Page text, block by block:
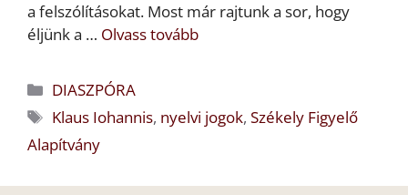
a felszólításokat. Most már rajtunk a sor, hogy
éljünk a … Olvass tovább
Kategória
DIASZPÓRA
Címkék
Klaus Iohannis, nyelvi jogok,Székely Figyelő
Alapítvány